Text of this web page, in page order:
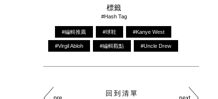
標籤
#Hash Tag
#編輯推薦 #球鞋 #Kanye West
#Virgil Abloh #編輯觀點 #Uncle Drew
回到清單